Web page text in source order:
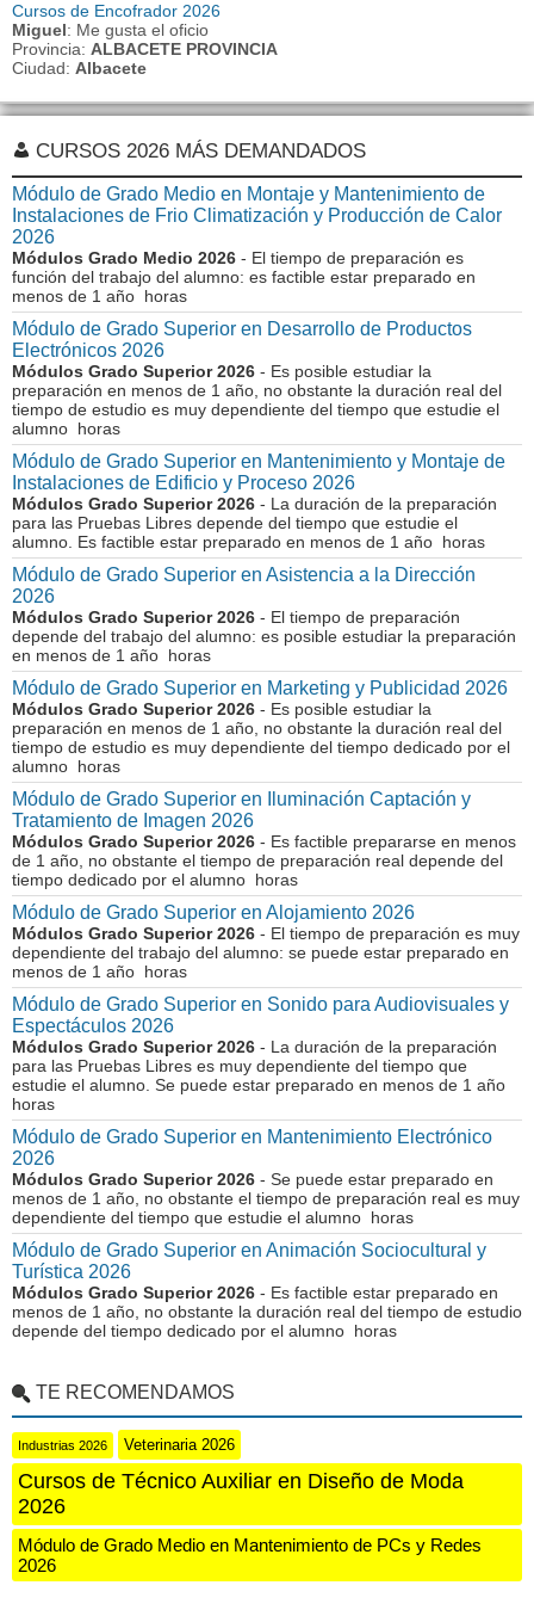
Cursos de Encofrador 2026
Miguel: Me gusta el oficio
Provincia: ALBACETE PROVINCIA
Ciudad: Albacete
CURSOS 2026 MÁS DEMANDADOS
Módulo de Grado Medio en Montaje y Mantenimiento de
Instalaciones de Frio Climatización y Producción de Calor
2026
Módulos Grado Medio 2026 - El tiempo de preparación es
función del trabajo del alumno: es factible estar preparado en
menos de 1 año horas
Módulo de Grado Superior en Desarrollo de Productos
Electrónicos 2026
Módulos Grado Superior 2026 - Es posible estudiar la
preparación en menos de 1 año, no obstante la duración real del
tiempo de estudio es muy dependiente del tiempo que estudie el
alumno horas
Módulo de Grado Superior en Mantenimiento y Montaje de
Instalaciones de Edificio y Proceso 2026
Módulos Grado Superior 2026 - La duración de la preparación
para las Pruebas Libres depende del tiempo que estudie el
alumno. Es factible estar preparado en menos de 1 año horas
Módulo de Grado Superior en Asistencia a la Dirección
2026
Módulos Grado Superior 2026 - El tiempo de preparación
depende del trabajo del alumno: es posible estudiar la preparación
en menos de 1 año horas
Módulo de Grado Superior en Marketing y Publicidad 2026
Módulos Grado Superior 2026 - Es posible estudiar la
preparación en menos de 1 año, no obstante la duración real del
tiempo de estudio es muy dependiente del tiempo dedicado por el
alumno horas
Módulo de Grado Superior en Iluminación Captación y
Tratamiento de Imagen 2026
Módulos Grado Superior 2026 - Es factible prepararse en menos
de 1 año, no obstante el tiempo de preparación real depende del
tiempo dedicado por el alumno horas
Módulo de Grado Superior en Alojamiento 2026
Módulos Grado Superior 2026 - El tiempo de preparación es muy
dependiente del trabajo del alumno: se puede estar preparado en
menos de 1 año horas
Módulo de Grado Superior en Sonido para Audiovisuales y
Espectáculos 2026
Módulos Grado Superior 2026 - La duración de la preparación
para las Pruebas Libres es muy dependiente del tiempo que
estudie el alumno. Se puede estar preparado en menos de 1 año
horas
Módulo de Grado Superior en Mantenimiento Electrónico
2026
Módulos Grado Superior 2026 - Se puede estar preparado en
menos de 1 año, no obstante el tiempo de preparación real es muy
dependiente del tiempo que estudie el alumno horas
Módulo de Grado Superior en Animación Sociocultural y
Turística 2026
Módulos Grado Superior 2026 - Es factible estar preparado en
menos de 1 año, no obstante la duración real del tiempo de estudio
depende del tiempo dedicado por el alumno horas
TE RECOMENDAMOS
Industrias 2026 Veterinaria 2026
Cursos de Técnico Auxiliar en Diseño de Moda
2026
Módulo de Grado Medio en Mantenimiento de PCs y Redes
2026